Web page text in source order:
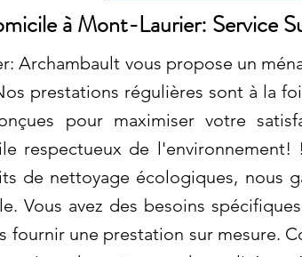
à Mont-Laurier: Service
Archambault vous propose un
prestations régulières sont à la
pour maximiser votre
respectueux de l'environnement!
de nettoyage écologiques, nous
Vous avez des besoins
fournir une prestation sur mesure.